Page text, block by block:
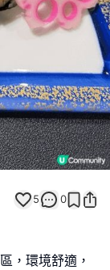
5 0
，環境舒適，